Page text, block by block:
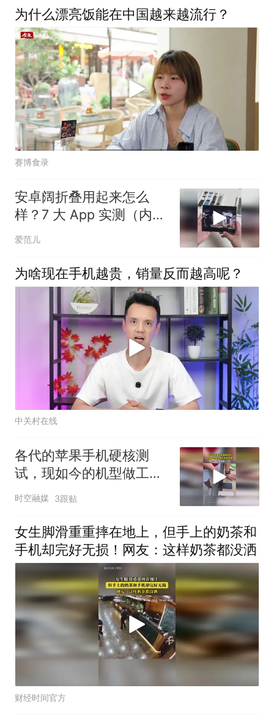
为什么漂亮饭能在中国越来越流行？
赛博食录
安卓阔折叠用起来怎么
样？7 大 App 实测（内屏
篇）
爱范儿
为啥现在手机越贵，销量反而越高呢？
中关村在线
各代的苹果手机硬核测
试，现如今的机型做工愈
发坚固
时空融媒 3跟贴
女生脚滑重重摔在地上，但手上的奶茶和
手机却完好无损！网友：这样奶茶都没洒
财经时间官方